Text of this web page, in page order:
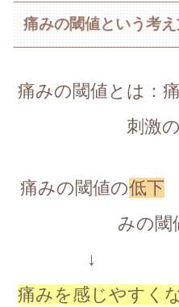
痛みの閾値という考
痛みの閾値とは：
刺激
痛みの閾値の低下
みの閾
↓
痛みを感じやすく